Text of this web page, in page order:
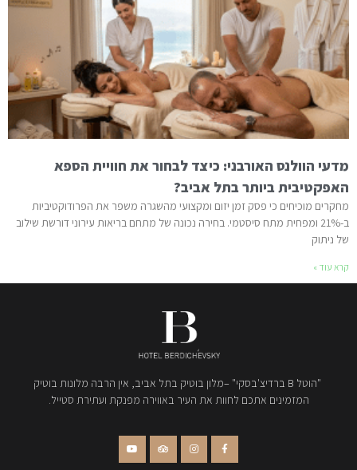
מדעי הוולנס האורבני: כיצד לבחור את חוויית הספא
האפקטיבית ביותר בתל אביב?
מחקרים מוכיחים כי פסק זמן יזום ומקצועי מהשגרה משפר את הפרודוקטיביות
ב-21% ומפחית מתח סיסטמי. בחירה נכונה של מתחם בריאות עירוני דורשת שילוב
של ניתוק
קרא עוד »
"הוטל B ברדיצ'בסקי" –מלון בוטיק בתל אביב, אין הרבה מלונות בוטיק
המזמינים אתכם לחוות את העיר באווירה מפנקת ועתירת סטייל.